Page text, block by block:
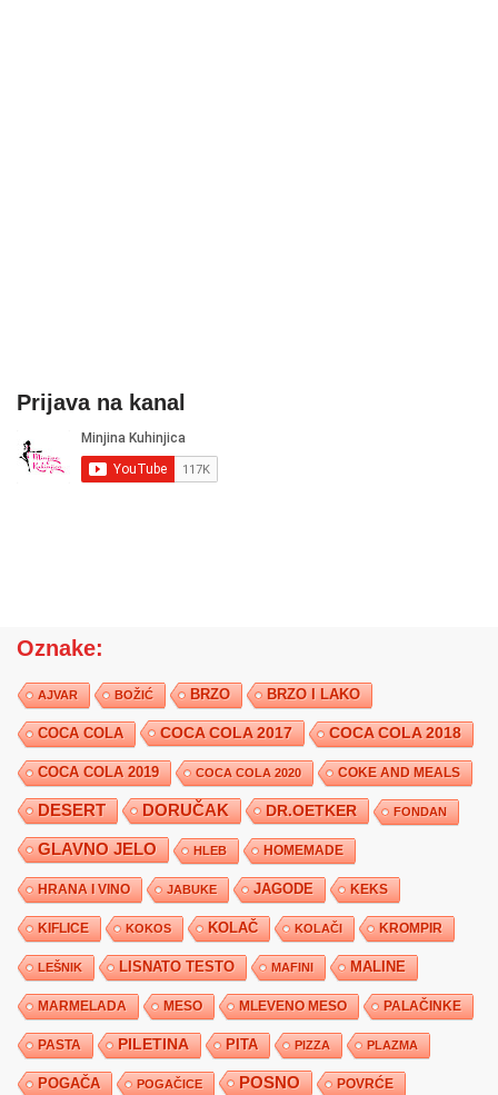
Prijava na kanal
Oznake:
AJVAR BOŽIĆ BRZO BRZO I LAKO
COCA COLA COCA COLA 2017 COCA COLA 2018
COCA COLA 2019 COCA COLA 2020 COKE AND MEALS
DESERT DORUČAK DR.OETKER FONDAN
GLAVNO JELO HLEB HOMEMADE
HRANA I VINO JABUKE JAGODE KEKS
KIFLICE KOKOS KOLAČ KOLAČI KROMPIR
LEŠNIK LISNATO TESTO MAFINI MALINE
MARMELADA MESO MLEVENO MESO PALAČINKE
PASTA PILETINA PITA PIZZA PLAZMA
POGAČA POGAČICE POSNO POVRĆE